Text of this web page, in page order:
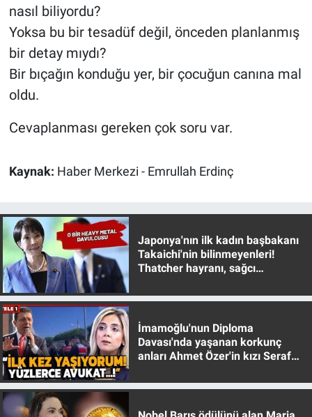
nasıl biliyordu?
Yoksa bu bir tesadüf değil, önceden planlanmış
bir detay mıydı?
Bir bıçağın konduğu yer, bir çocuğun canına mal
oldu.
Cevaplanması gereken çok soru var.
Kaynak: Haber Merkezi - Emrullah Erdinç
Japonya'nın ilk kadın başbakanı
Takaichi'nin bilinmeyenleri!
Thatcher hayranı, sağcı
İmamoğlu'nun Diploma
Davası'nda yaşanan korkunç
anları Ahmet Özer'in kızı Seraf
Türkiye'nin Geleceği
Türkiye'nin Gündemi
Yerel Gündem